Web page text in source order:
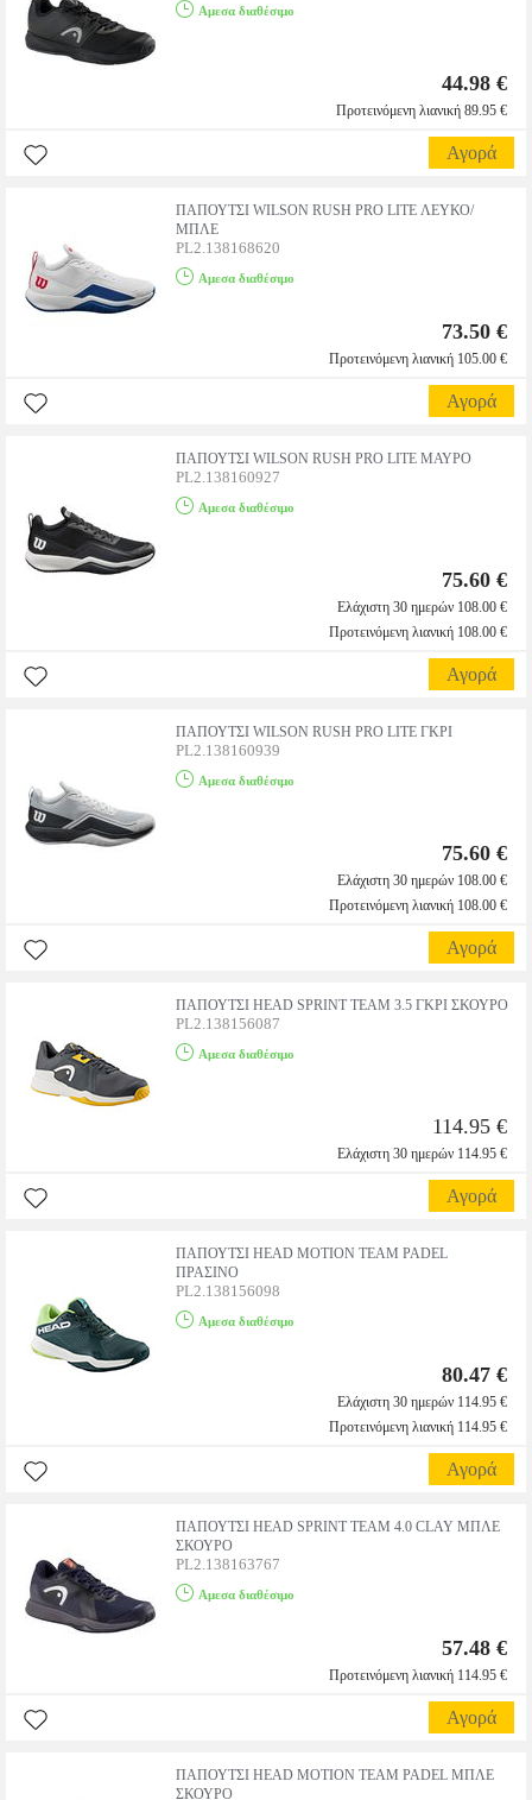
Αμεσα διαθέσιμο
44.98 €
Προτεινόμενη λιανική 89.95 €
Αγορά
ΠΑΠΟΥΤΣΙ WILSON RUSH PRO LITE ΛΕΥΚΟ/
ΜΠΛΕ
PL2.138168620
Αμεσα διαθέσιμο
73.50 €
Προτεινόμενη λιανική 105.00 €
Αγορά
ΠΑΠΟΥΤΣΙ WILSON RUSH PRO LITE ΜΑΥΡΟ
PL2.138160927
Αμεσα διαθέσιμο
75.60 €
Ελάχιστη 30 ημερών 108.00 €
Προτεινόμενη λιανική 108.00 €
Αγορά
ΠΑΠΟΥΤΣΙ WILSON RUSH PRO LITE ΓΚΡΙ
PL2.138160939
Αμεσα διαθέσιμο
75.60 €
Ελάχιστη 30 ημερών 108.00 €
Προτεινόμενη λιανική 108.00 €
Αγορά
ΠΑΠΟΥΤΣΙ HEAD SPRINT TEAM 3.5 ΓΚΡΙ ΣΚΟΥΡΟ
PL2.138156087
Αμεσα διαθέσιμο
114.95 €
Ελάχιστη 30 ημερών 114.95 €
Αγορά
ΠΑΠΟΥΤΣΙ HEAD MOTION TEAM PADEL
ΠΡΑΣΙΝΟ
PL2.138156098
Αμεσα διαθέσιμο
80.47 €
Ελάχιστη 30 ημερών 114.95 €
Προτεινόμενη λιανική 114.95 €
Αγορά
ΠΑΠΟΥΤΣΙ HEAD SPRINT TEAM 4.0 CLAY ΜΠΛΕ
ΣΚΟΥΡΟ
PL2.138163767
Αμεσα διαθέσιμο
57.48 €
Προτεινόμενη λιανική 114.95 €
Αγορά
ΠΑΠΟΥΤΣΙ HEAD MOTION TEAM PADEL ΜΠΛΕ
ΣΚΟΥΡΟ